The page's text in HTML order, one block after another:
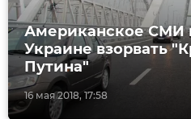
16 мая 2018, 17:58
Американское СМИ
Украине взорвать
Путина"